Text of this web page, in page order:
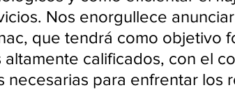
Nos enorgullece
que tendrá como objetivo
calificados, con el
necesarias para enfrentar los